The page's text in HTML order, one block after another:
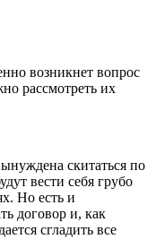
возникнет вопрос
рассмотреть их
скитаться по
вести себя грубо
Но есть и
договор и, как
сгладить все